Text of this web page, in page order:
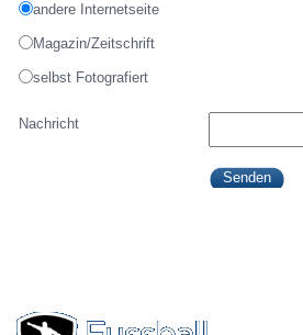
andere Internetseite
Magazin/Zeitschrift
selbst Fotografiert
Nachricht